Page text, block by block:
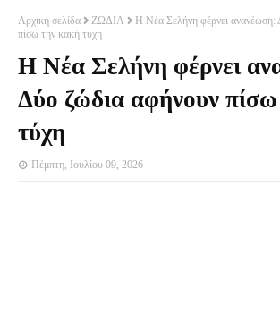
Αρχική σελίδα ΖΩΔΙΑ
Η Νέα Σελήνη φέρνει ανανέωση:
πίσω την κακή τύχη
Η Νέα Σελήνη φέρνει
Δύο ζώδια αφήνουν
τύχη
Πέμπτη, Ιουλίου 09, 2026